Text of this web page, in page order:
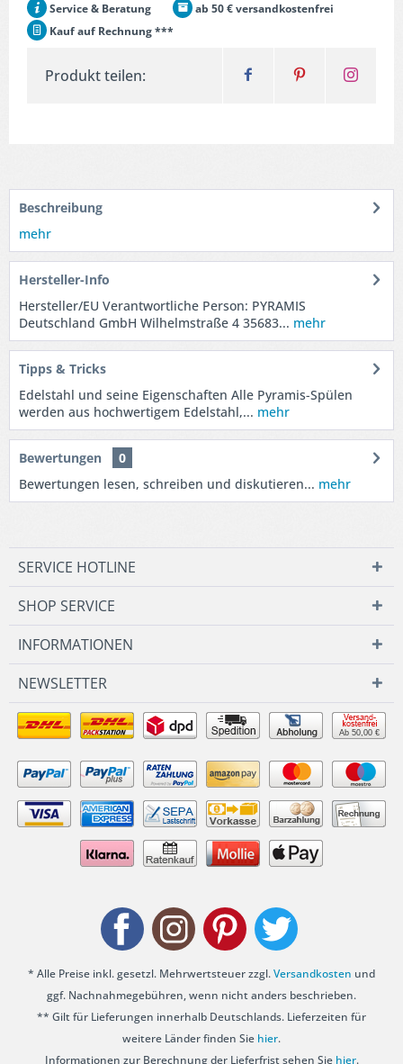
Service & Beratung
ab 50 € versandkostenfrei
Kauf auf Rechnung ***
Produkt teilen:
Beschreibung
mehr
Hersteller-Info
Hersteller/EU Verantwortliche Person: PYRAMIS
Deutschland GmbH Wilhelmstraße 4 35683... mehr
Tipps & Tricks
Edelstahl und seine Eigenschaften Alle Pyramis-Spülen
werden aus hochwertigem Edelstahl,... mehr
Bewertungen
0
Bewertungen lesen, schreiben und diskutieren... mehr
SERVICE HOTLINE
SHOP SERVICE
INFORMATIONEN
NEWSLETTER
Ab 50,00 €
* Alle Preise inkl. gesetzl. Mehrwertsteuer zzgl.Versandkosten und
ggf. Nachnahmegebühren, wenn nicht anders beschrieben.
** Gilt für Lieferungen innerhalb Deutschlands. Lieferzeiten für
weitere Länder finden Sie hier.
Informationen zur Berechnung der Lieferfrist sehen Sie hier.